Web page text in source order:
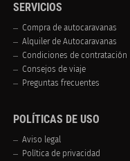
SERVICIOS
Compra de autocaravanas
Alquiler de Autocaravanas
Condiciones de contratación
Consejos de viaje
Preguntas frecuentes
POLÍTICAS DE USO
Aviso legal
Política de privacidad